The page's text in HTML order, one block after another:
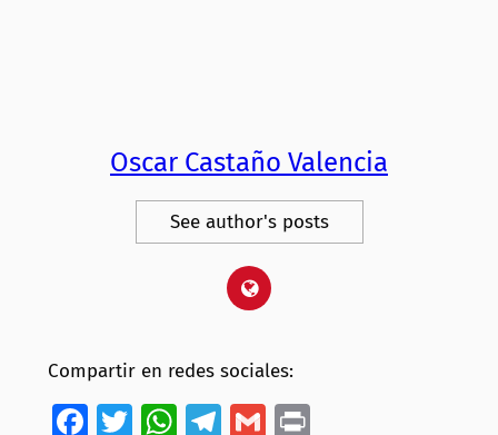
Oscar Castaño Valencia
See author's posts
Compartir en redes sociales:
Facebook
Twitter
WhatsApp
Telegram
GmailPrint